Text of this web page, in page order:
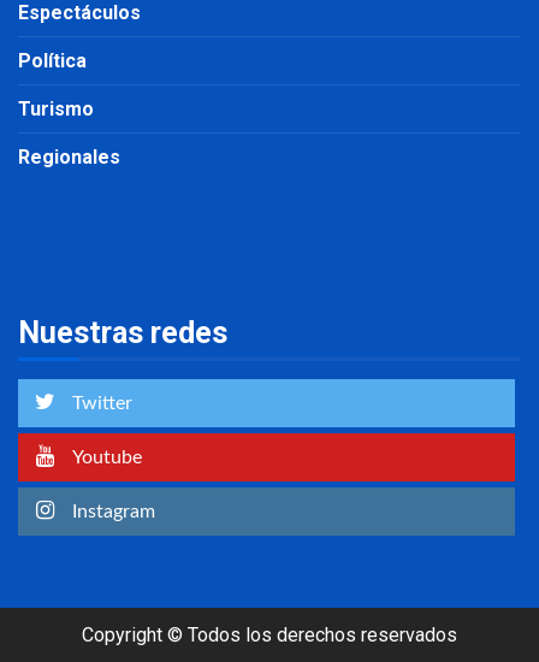
Espectáculos
Política
Turismo
Regionales
Nuestras redes
Twitter
Youtube
Instagram
Copyright © Todos los derechos reservados